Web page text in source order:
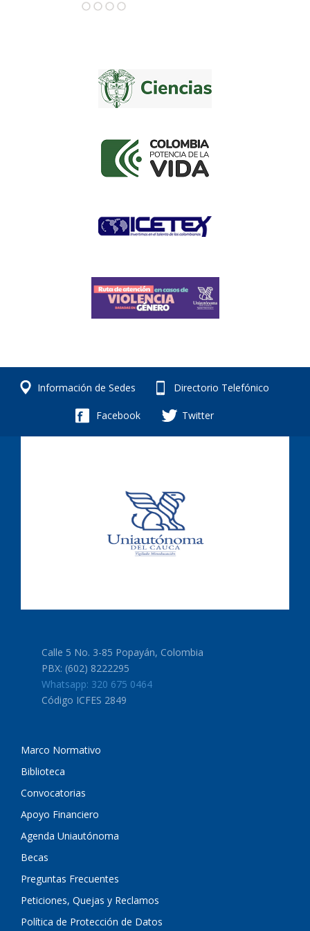
Información de Sedes Directorio Telefónico
Facebook Twitter
Calle 5 No. 3-85 Popayán, Colombia
PBX: (602) 8222295
Whatsapp: 320 675 0464
Código ICFES 2849
Marco Normativo
Biblioteca
Convocatorias
Apoyo Financiero
Agenda Uniautónoma
Becas
Preguntas Frecuentes
Peticiones, Quejas y Reclamos
Política de Protección de Datos